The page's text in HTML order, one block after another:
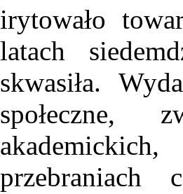
irytowało
latach
skwasiła.
społeczne,
przebraniach